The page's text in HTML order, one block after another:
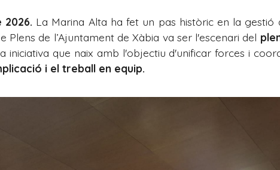
2026. La Marina Alta ha fet un pas històric en la gestió
Plens de l’Ajuntament de Xàbia va ser l'escenari del
iniciativa que naix amb l'objectiu d'unificar forces i
i el treball en equip.